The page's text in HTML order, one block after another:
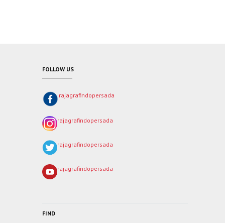
FOLLOW US
rajagrafindopersada
rajagrafindopersada
rajagrafindopersada
rajagrafindopersada
FIND